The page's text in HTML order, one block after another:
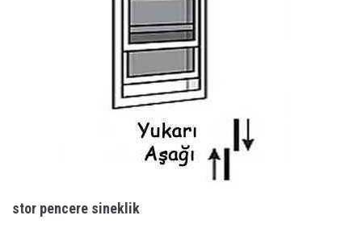
stor pencere sineklik